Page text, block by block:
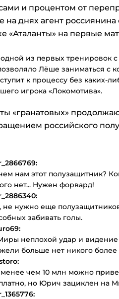
и процентом от
на днях агент
«Аталанты» на первые
из первых тренировок
Лёше заниматься с
к процессу без каких-
игрока «Локомотива».
«гранатовых»
российского
нам этот полузащитник?
нет... Нужен форвард!
не нужно еще
забивать голы.
неплохой удар и
больше нет никого
менее чем 10 млн можно
но Юрич зациклен на